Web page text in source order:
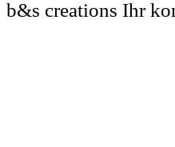
b&s creations Ihr